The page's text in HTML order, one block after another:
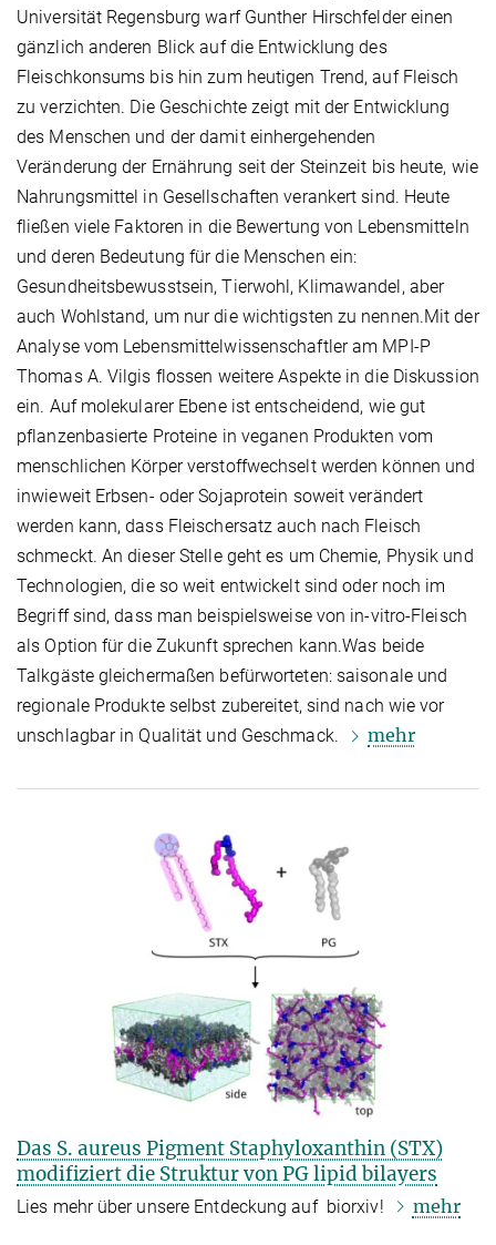
Universität Regensburg warf Gunther Hirschfelder einen
gänzlich anderen Blick auf die Entwicklung des
Fleischkonsums bis hin zum heutigen Trend, auf Fleisch
zu verzichten. Die Geschichte zeigt mit der Entwicklung
des Menschen und der damit einhergehenden
Veränderung der Ernährung seit der Steinzeit bis heute, wie
Nahrungsmittel in Gesellschaften verankert sind. Heute
fließen viele Faktoren in die Bewertung von Lebensmitteln
und deren Bedeutung für die Menschen ein:
Gesundheitsbewusstsein, Tierwohl, Klimawandel, aber
auch Wohlstand, um nur die wichtigsten zu nennen.Mit der
Analyse vom Lebensmittelwissenschaftler am MPI-P
Thomas A. Vilgis flossen weitere Aspekte in die Diskussion
ein. Auf molekularer Ebene ist entscheidend, wie gut
pflanzenbasierte Proteine in veganen Produkten vom
menschlichen Körper verstoffwechselt werden können und
inwieweit Erbsen- oder Sojaprotein soweit verändert
werden kann, dass Fleischersatz auch nach Fleisch
schmeckt. An dieser Stelle geht es um Chemie, Physik und
Technologien, die so weit entwickelt sind oder noch im
Begriff sind, dass man beispielsweise von in-vitro-Fleisch
als Option für die Zukunft sprechen kann.Was beide
Talkgäste gleichermaßen befürworteten: saisonale und
regionale Produkte selbst zubereitet, sind nach wie vor
unschlagbar in Qualität und Geschmack.
mehr
Das S. aureus Pigment Staphyloxanthin (STX)
modifiziert die Struktur von PG lipid bilayers
Lies mehr über unsere Entdeckung auf biorxiv! mehr